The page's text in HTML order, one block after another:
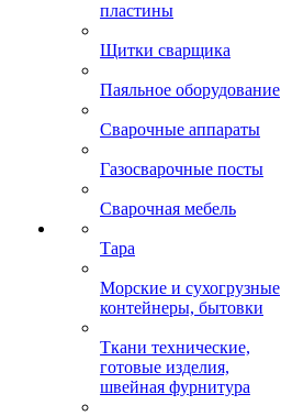
пластины
Щитки сварщика
Паяльное оборудование
Сварочные аппараты
Газосварочные посты
Сварочная мебель
Тара
Морские и сухогрузные
контейнеры, бытовки
Ткани технические,
готовые изделия,
швейная фурнитура